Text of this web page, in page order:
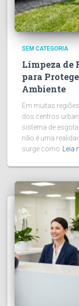
SEM CATEGORIA
Limpeza de
para
Ambiente
Em muitas
dos centros
sistema de
não é uma
surge como
Leia